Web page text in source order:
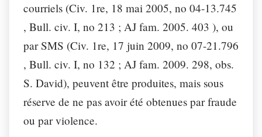
courriels (Civ. 1re, 18 mai 2005, no 04-13.745
, Bull. civ. I, no 213 ; AJ fam. 2005. 403 ), ou
par SMS (Civ. 1re, 17 juin 2009, no 07-21.796
, Bull. civ. I, no 132 ; AJ fam. 2009. 298, obs.
S. David), peuvent être produites, mais sous
réserve de ne pas avoir été obtenues par fraude
ou par violence.